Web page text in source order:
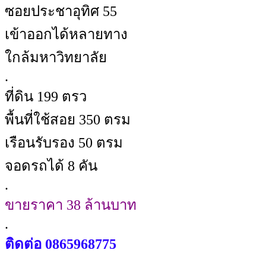
ซอยประชาอุทิศ 55
เข้าออกได้หลายทาง
ใกล้มหาวิทยาลัย
.
ที่ดิน 199 ตรว
พื้นที่ใช้สอย 350 ตรม
เรือนรับรอง 50 ตรม
จอดรถได้ 8 คัน
.
ขายราคา 38 ล้านบาท
.
ติดต่อ 0865968775